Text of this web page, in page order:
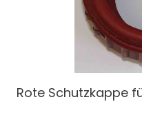
Rote Schutzkappe